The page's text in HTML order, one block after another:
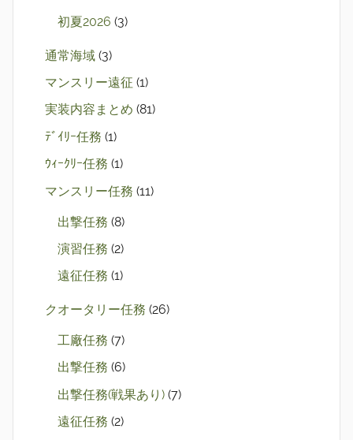
初夏2026 (3)
通常海域 (3)
マンスリー遠征 (1)
実装内容まとめ (81)
ﾃﾞｲﾘｰ任務 (1)
ｳｨｰｸﾘｰ任務 (1)
マンスリー任務 (11)
出撃任務 (8)
演習任務 (2)
遠征任務 (1)
クオータリー任務 (26)
工廠任務 (7)
出撃任務 (6)
出撃任務(戦果あり) (7)
遠征任務 (2)